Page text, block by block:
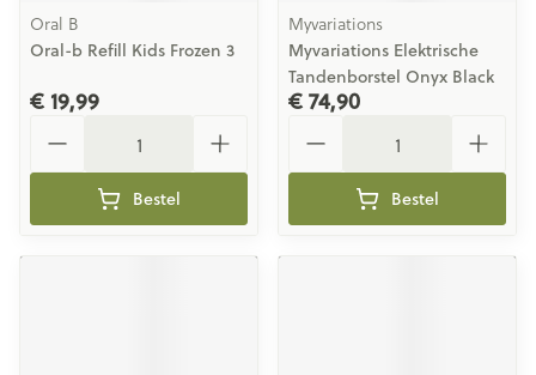
Oral B
Oral-b Refill Kids Frozen 3
€ 19,99
Bestel
Myvariations
Myvariations Elektrische
Tandenborstel Onyx Black
€ 74,90
Bestel